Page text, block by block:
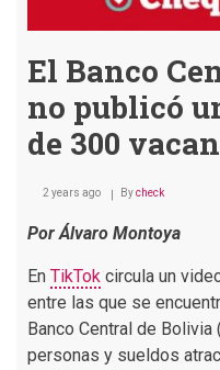
El Banco
no publicó
de 300
2 years ago Bycheck
Por Álvaro Montoya
En TikTok circula un
entre las que se
Banco Central de Bolivia
personas y sueldos